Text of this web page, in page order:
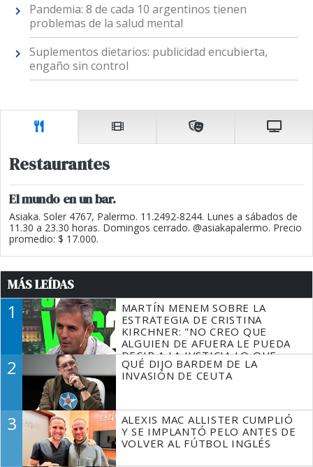
Pandemia: 8 de cada 10 argentinos tienen
problemas de la salud mental
Suplementos dietarios: publicidad encubierta,
engaño sin control
Restaurantes
El mundo en un bar.
Asiaka. Soler 4767, Palermo. 11.2492-8244. Lunes a sábados de
11.30 a 23.30 horas. Domingos cerrado. @asiakapalermo. Precio
promedio: $ 17.000.
MÁS LEÍDAS
1
MARTÍN MENEM SOBRE LA
ESTRATEGIA DE CRISTINA
KIRCHNER: "NO CREO QUE
ALGUIEN DE AFUERA LE PUEDA
DECIR A LA JUSTICIA LO QUE
TIENE QUE HACER"
2
QUÉ DIJO BARDEM DE LA
INVASIÓN DE CEUTA
3
ALEXIS MAC ALLISTER CUMPLIÓ
Y SE IMPLANTÓ PELO ANTES DE
VOLVER AL FÚTBOL INGLÉS